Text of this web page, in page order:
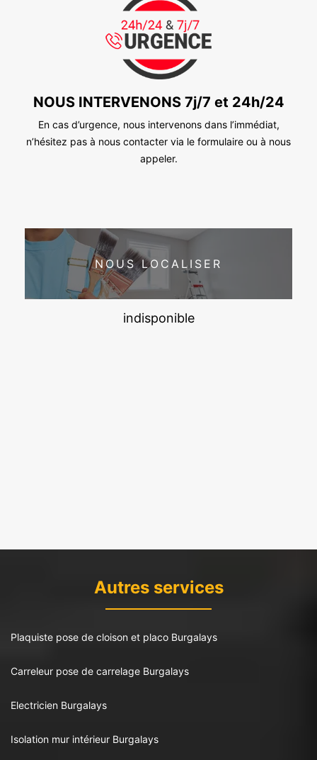
NOUS INTERVENONS 7j/7 et 24h/24
En cas d’urgence, nous intervenons dans l’immédiat,
n’hésitez pas à nous contacter via le formulaire ou à nous
appeler.
NOUS LOCALISER
indisponible
Autres services
Plaquiste pose de cloison et placo Burgalays
Carreleur pose de carrelage Burgalays
Electricien Burgalays
Isolation mur intérieur Burgalays